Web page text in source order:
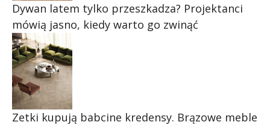
Dywan latem tylko przeszkadza? Projektanci
mówią jasno, kiedy warto go zwinąć
Zetki kupują babcine kredensy. Brązowe meble